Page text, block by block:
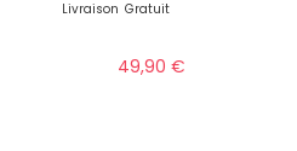
Livraison Gratuit
49,90€